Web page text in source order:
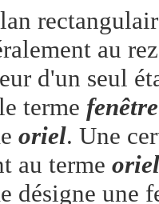
au
d'un seul
terme
oriel. Une
au terme oriel
désigne une